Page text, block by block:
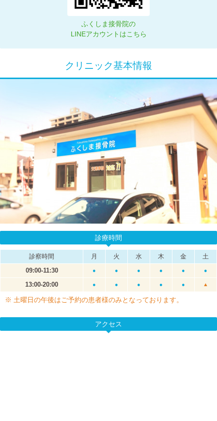
ふくしま接骨院の
LINEアカウントはこちら
クリニック基本情報
診療時間
診察時間 月 火 水 木 金
土
09:00-11:30
● ● ● ● ● ●
13:00-20:00 ● ● ● ● ● ▲
※ 土曜日の午後はご予約の患者様のみとなっております。
アクセス